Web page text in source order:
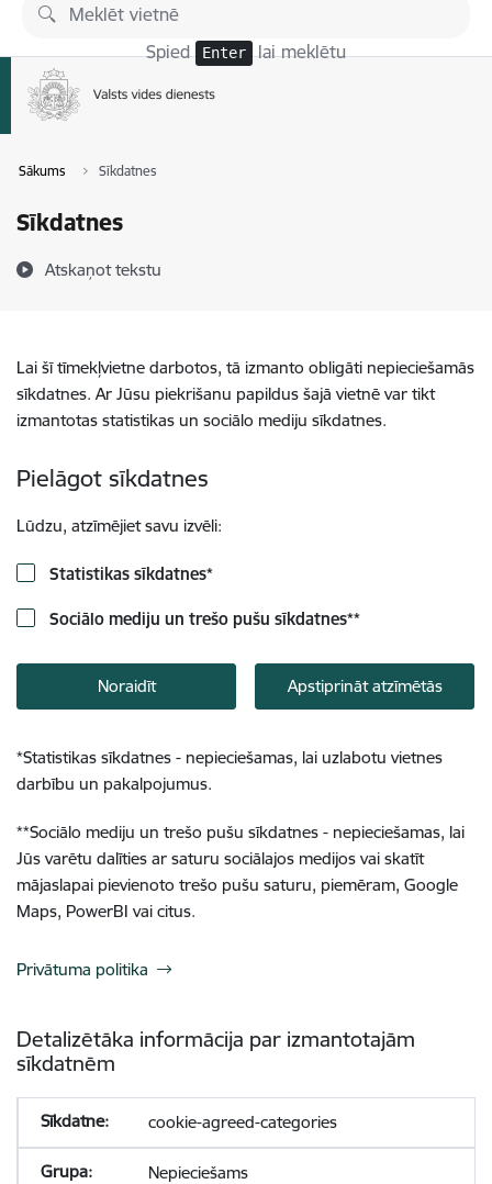
Pāriet uz lapas saturu
Spied Enter lai meklētu
Sākums Sīkdatnes
Sīkdatnes
Atskaņot tekstu
Lai šī tīmekļvietne darbotos, tā izmanto obligāti nepieciešamās
sīkdatnes. Ar Jūsu piekrišanu papildus šajā vietnē var tikt
izmantotas statistikas un sociālo mediju sīkdatnes.
Pielāgot sīkdatnes
Lūdzu, atzīmējiet savu izvēli:
Statistikas sīkdatnes*
Sociālo mediju un trešo pušu sīkdatnes**
Noraidīt Apstiprināt atzīmētās
*Statistikas sīkdatnes - nepieciešamas, lai uzlabotu vietnes
darbību un pakalpojumus.
**Sociālo mediju un trešo pušu sīkdatnes - nepieciešamas, lai
Jūs varētu dalīties ar saturu sociālajos medijos vai skatīt
mājaslapai pievienoto trešo pušu saturu, piemēram, Google
Maps, PowerBI vai citus.
Privātuma politika
Detalizētāka informācija par izmantotajām
sīkdatnēm
cookie-agreed-categories
Nepieciešams